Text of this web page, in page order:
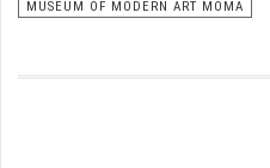
MUSEUM OF MODERN ART MOMA